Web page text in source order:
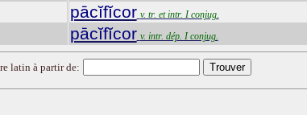
pācĭfĭcor v. tr. et intr. I conjug.
pācĭfĭcor v. intr. dép. I conjug.
latin à partir de: